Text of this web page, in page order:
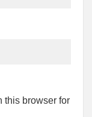
this browser for